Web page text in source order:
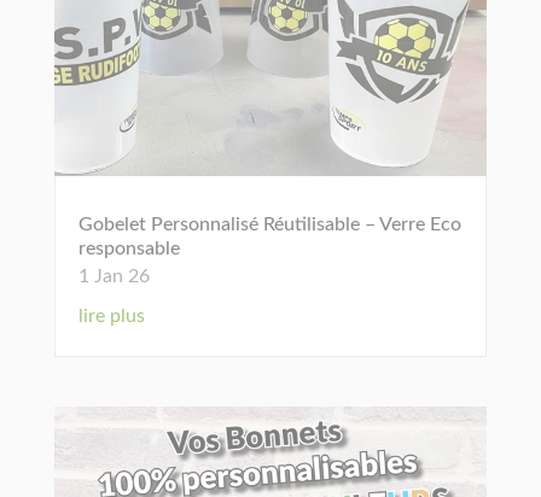
Gobelet Personnalisé Réutilisable – Verre Eco
responsable
1 Jan 26
lire plus